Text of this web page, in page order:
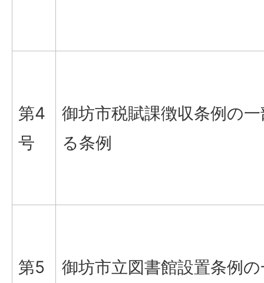
第4
号
御坊市税賦課徴収条例の
る条例
第5
御坊市立図書館設置条例